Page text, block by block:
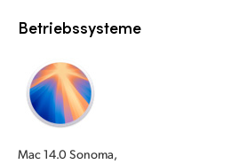
Betriebssysteme
Mac 14.0 Sonoma,